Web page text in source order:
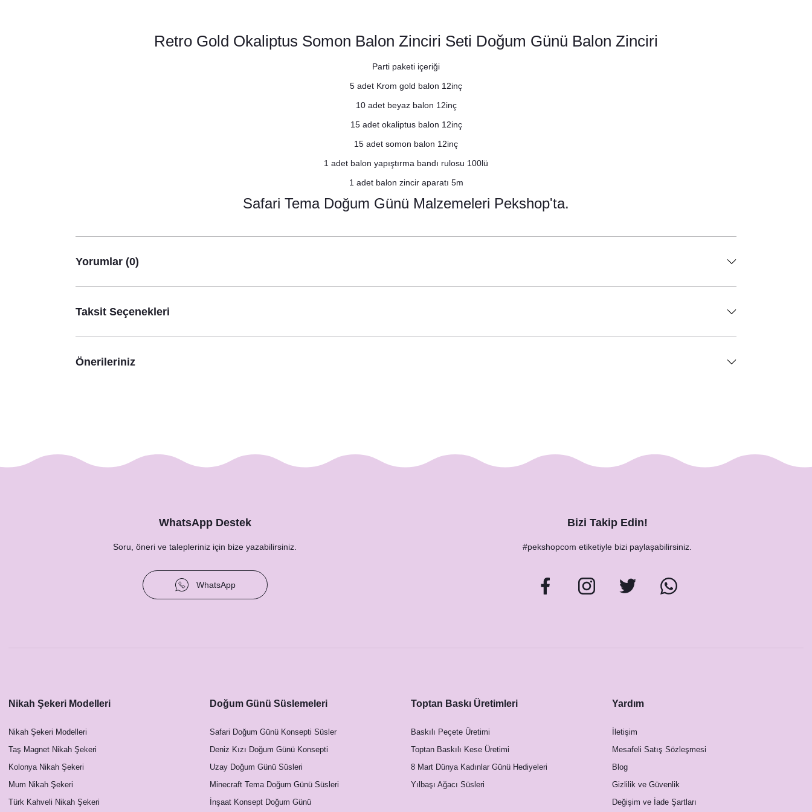
Retro Gold Okaliptus Somon Balon Zinciri Seti Doğum Günü Balon Zinciri
Parti paketi içeriği
5 adet Krom gold balon 12inç
10 adet beyaz balon 12inç
15 adet okaliptus balon 12inç
15 adet somon balon 12inç
1 adet balon yapıştırma bandı rulosu 100lü
1 adet balon zincir aparatı 5m
Safari Tema Doğum Günü Malzemeleri Pekshop'ta.
Yorumlar (0)
Taksit Seçenekleri
Önerileriniz
WhatsApp Destek
Soru, öneri ve talepleriniz için bize yazabilirsiniz.
WhatsApp
Bizi Takip Edin!
#pekshopcom etiketiyle bizi paylaşabilirsiniz.
Nikah Şekeri Modelleri
Nikah Şekeri Modelleri
Taş Magnet Nikah Şekeri
Kolonya Nikah Şekeri
Mum Nikah Şekeri
Türk Kahveli Nikah Şekeri
Doğum Günü Süslemeleri
Safari Doğum Günü Konsepti Süsler
Deniz Kızı Doğum Günü Konsepti
Uzay Doğum Günü Süsleri
Minecraft Tema Doğum Günü Süsleri
İnşaat Konsept Doğum Günü
Toptan Baskı Üretimleri
Baskılı Peçete Üretimi
Toptan Baskılı Kese Üretimi
8 Mart Dünya Kadınlar Günü Hediyeleri
Yılbaşı Ağacı Süsleri
Yardım
İletişim
Mesafeli Satış Sözleşmesi
Blog
Gizlilik ve Güvenlik
Değişim ve İade Şartları